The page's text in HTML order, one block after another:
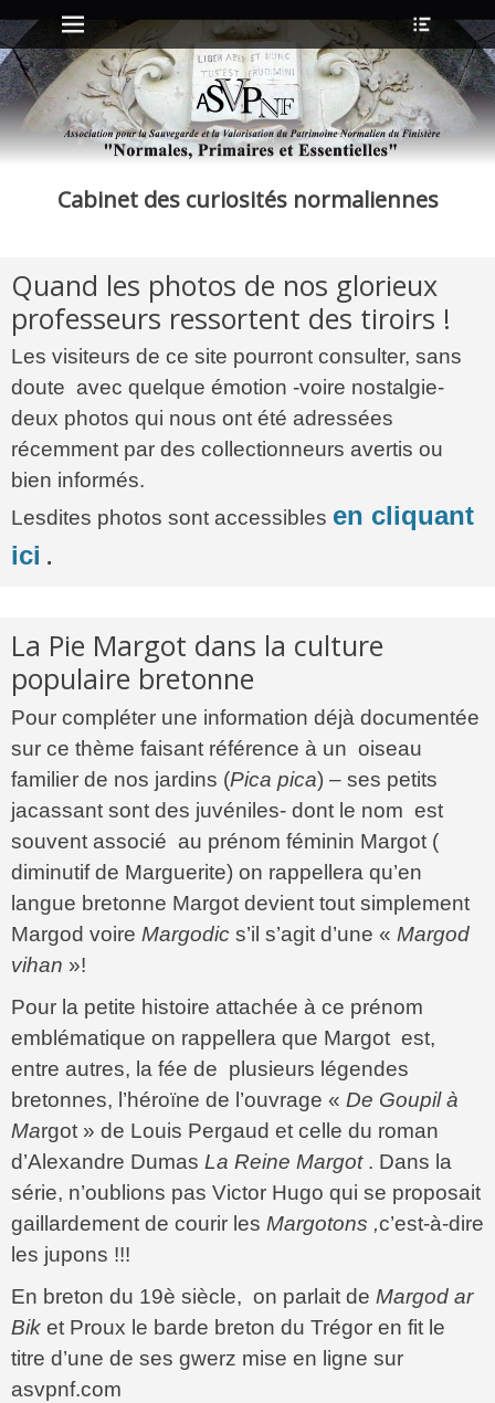
Menu principal
Aller
au
contenu
l’en-
tête
Cabinet des curiosités normaliennes
Quand les photos de nos glorieux
professeurs ressortent des tiroirs !
Les visiteurs de ce site pourront consulter, sans
doute avec quelque émotion -voire nostalgie-
deux photos qui nous ont été adressées
récemment par des collectionneurs avertis ou
bien informés.
Lesdites photos sont accessibles en cliquant
ici .
La Pie Margot dans la culture
populaire bretonne
Pour compléter une information déjà documentée
sur ce thème faisant référence à un oiseau
familier de nos jardins (Pica pica) – ses petits
jacassant sont des juvéniles- dont le nom est
souvent associé au prénom féminin Margot (
diminutif de Marguerite) on rappellera qu’en
langue bretonne Margot devient tout simplement
Margod voire Margodic s’il s’agit d’une « Margod
vihan »!
Pour la petite histoire attachée à ce prénom
emblématique on rappellera que Margot est,
entre autres, la fée de plusieurs légendes
bretonnes, l’héroïne de l’ouvrage « De Goupil à
Margot » de Louis Pergaud et celle du roman
d’Alexandre Dumas La Reine Margot. Dans la
série, n’oublions pas Victor Hugo qui se proposait
gaillardement de courir les Margotons ,c’est-à-dire
les jupons !!!
En breton du 19è siècle, on parlait de Margod ar
Bik et Proux le barde breton du Trégor en fit le
titre d’une de ses gwerz mise en ligne sur
asvpnf.com